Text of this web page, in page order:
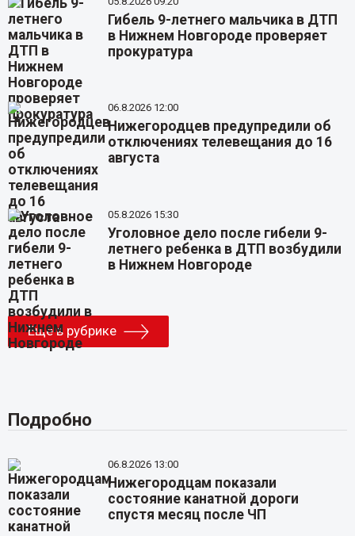
Гибель 9-летнего мальчика в ДТП
в Нижнем Новгороде проверяет
прокуратура
06.8.2026 12:00
Нижегородцев предупредили об
отключениях телевещания до 16
августа
05.8.2026 15:30
Уголовное дело после гибели 9-
летнего ребенка в ДТП возбудили
в Нижнем Новгороде
Еще в рубрике
Подробно
06.8.2026 13:00
Нижегородцам показали
состояние канатной дороги
спустя месяц после ЧП